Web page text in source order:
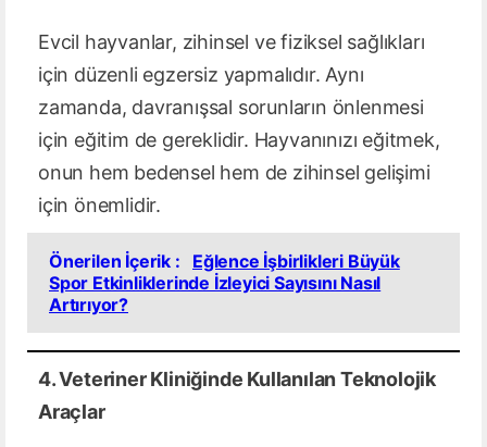
Evcil hayvanlar, zihinsel ve fiziksel sağlıkları
için düzenli egzersiz yapmalıdır. Aynı
zamanda, davranışsal sorunların önlenmesi
için eğitim de gereklidir. Hayvanınızı eğitmek,
onun hem bedensel hem de zihinsel gelişimi
için önemlidir.
Önerilen İçerik :
Eğlence İşbirlikleri Büyük
Spor Etkinliklerinde İzleyici Sayısını Nasıl
Artırıyor?
4. Veteriner Kliniğinde Kullanılan Teknolojik
Araçlar